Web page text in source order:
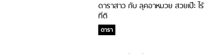
ดาราสาว กับ ลุคอาหมวย สวยเป๊ะ ไร้
ที่ติ
ดารา